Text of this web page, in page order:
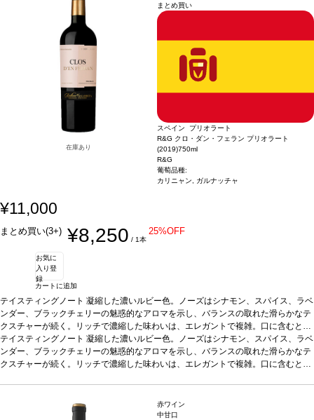
在庫あり
まとめ買い
スペイン プリオラート
R&G クロ・ダン・フェラン プリオラート
(2019)750ml
R&G
葡萄品種:
カリニャン, ガルナッチャ
¥11,000
まとめ買い(3+) ¥8,250 / 1本
25%OFF
お気に
入り登
録
カートに追加
テイスティングノート 凝縮した濃いルビー色。ノーズはシナモン、スパイス、ラベ
ンダー、ブラックチェリーの魅惑的なアロマを示し、バランスの取れた滑らかなテ
クスチャーが続く。リッチで濃縮した味わいは、エレガントで複雑。口に含むとシ
ルクのように柔らかいタンニンに、ジューシーなストラクチャーと素晴らしい深味
を感じる。フレッシュでフルーティーさが広がる、緻密でエレガントな一本。合う
料理赤肉、シチュー、ジビエ、ハードチーズ、青魚、魚のキャセロール、チョコレ
あるミシェル・ロランが、アラエックス・グランの創業者兼CEOであるハビエル・
ガラレタと協力し、スペインの最高のテロワールでプレミアムワインを生産するこ
テイスティングノート 凝縮した濃いルビー色。ノーズはシナモン、スパイス、ラベ
ンダー、ブラックチェリーの魅惑的なアロマを示し、バランスの取れた滑らかなテ
クスチャーが続く。リッチで濃縮した味わいは、エレガントで複雑。口に含むとシ
赤肉、シチュー、ジビエ、ハードチーズ、青魚、魚のキャセロール、チョコレ
葡萄品種 カリニャン 62%、ガルナッチャ 38%
赤ワイン
中甘口